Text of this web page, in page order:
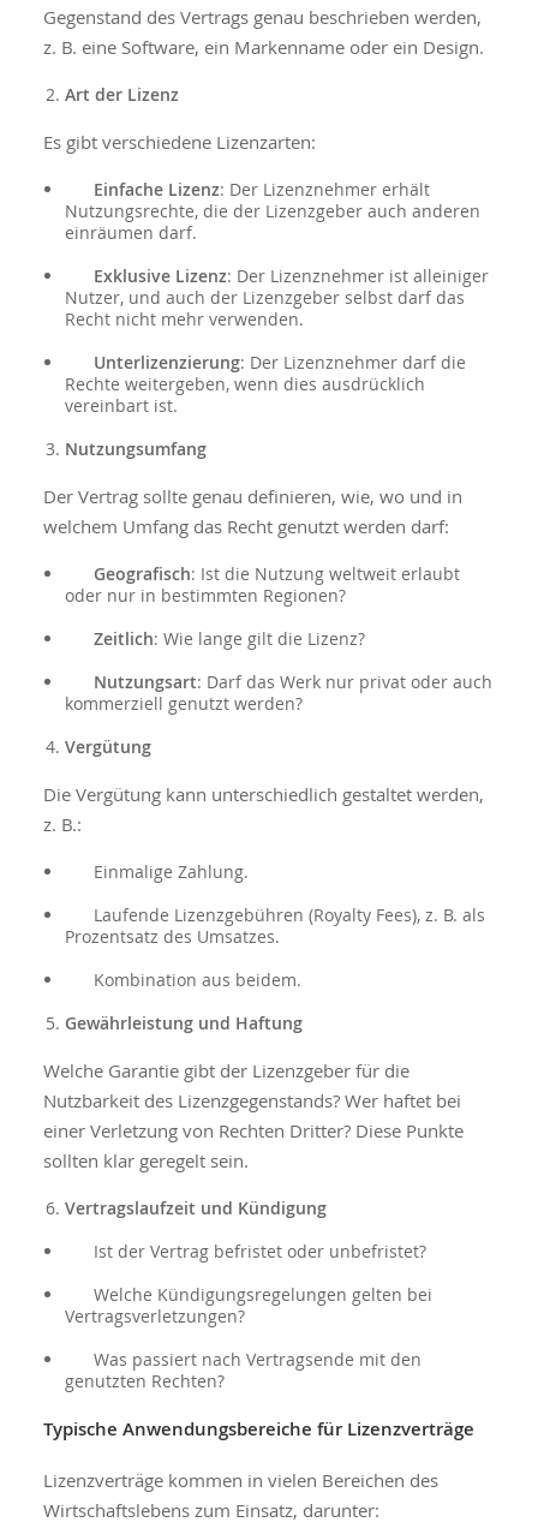
Gegenstand des Vertrags genau beschrieben werden,
z. B. eine Software, ein Markenname oder ein Design.
Art der Lizenz
Es gibt verschiedene Lizenzarten:
Einfache Lizenz: Der Lizenznehmer erhält
Nutzungsrechte, die der Lizenzgeber auch anderen
einräumen darf.
Exklusive Lizenz: Der Lizenznehmer ist alleiniger
Nutzer, und auch der Lizenzgeber selbst darf das
Recht nicht mehr verwenden.
Unterlizenzierung: Der Lizenznehmer darf die
Rechte weitergeben, wenn dies ausdrücklich
vereinbart ist.
Nutzungsumfang
Der Vertrag sollte genau definieren, wie, wo und in
welchem Umfang das Recht genutzt werden darf:
Geografisch: Ist die Nutzung weltweit erlaubt
oder nur in bestimmten Regionen?
Zeitlich: Wie lange gilt die Lizenz?
Nutzungsart: Darf das Werk nur privat oder auch
kommerziell genutzt werden?
Vergütung
Die Vergütung kann unterschiedlich gestaltet werden,
z. B.:
Einmalige Zahlung.
Laufende Lizenzgebühren (Royalty Fees), z. B. als
Prozentsatz des Umsatzes.
Kombination aus beidem.
Gewährleistung und Haftung
Welche Garantie gibt der Lizenzgeber für die
Nutzbarkeit des Lizenzgegenstands? Wer haftet bei
einer Verletzung von Rechten Dritter? Diese Punkte
sollten klar geregelt sein.
Vertragslaufzeit und Kündigung
Ist der Vertrag befristet oder unbefristet?
Welche Kündigungsregelungen gelten bei
Vertragsverletzungen?
Was passiert nach Vertragsende mit den
genutzten Rechten?
Typische Anwendungsbereiche für Lizenzverträge
Lizenzverträge kommen in vielen Bereichen des
Wirtschaftslebens zum Einsatz, darunter: